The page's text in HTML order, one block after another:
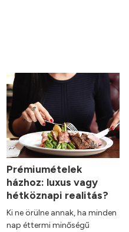
Prémiumételek
házhoz: luxus vagy
hétköznapi realitás?
Ki ne örülne annak, ha minden
nap éttermi minőségű